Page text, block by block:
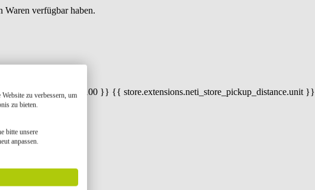
Waren verfügbar haben.
* 100) / 100 }} {{ store.extensions.neti_store_pickup_distance.unit }}
}}
zu verbessern, um
zu bieten.
bitte unsere
anpassen.